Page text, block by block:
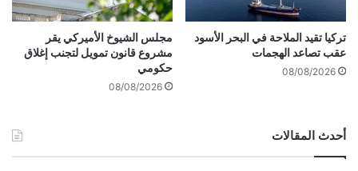
ن
إ
ص
د
ت
ا
تركيا تقيد الملاحة في البحر الأسود
عقب تصاعد الهجمات
08/08/2026
مجلس الشيوخ الأميركي يقر
مشروع قانون تمويل لتجنب إغلاق
حكومي
08/08/2026
أحدث المقالات